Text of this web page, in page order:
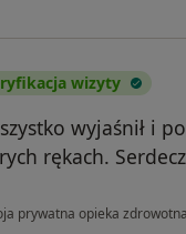
wizyty
wyjaśnił i
rękach.
prywatna opieka zdrowotna